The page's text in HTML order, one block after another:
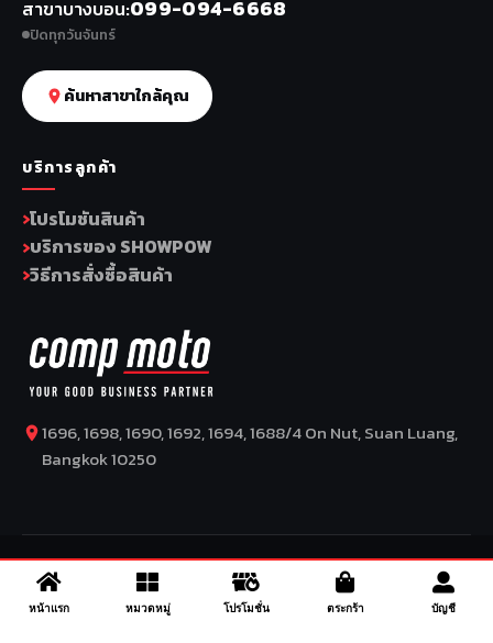
หน้าแรก หมวดหมู่ โปรโมชั่น ตระกร้า บัญชี
สาขาบางบอน 099-094-6668
ปิดทุกวันจันทร์
ค้นหาสาขาใกล้คุณ
บริการลูกค้า
โปรโมชันสินค้า
บริการของ SHOWPOW
วิธีการสั่งซื้อสินค้า
1696, 1698, 1690, 1692, 1694, 1688/4 On Nut, Suan Luang,
Bangkok 10250
COPYRIGHT BY COMP MOTO CO., LTD © 2026– SuperBike x
SuperDrive – ข่าวรถยนต์ รีวิวรถยนต์ไฟฟ้า ข่าวรถไฟฟ้า ข่าวรถ
จักรยานยนต์ รีวิวมอเตอร์ไซค์ ข่าวมอเตอร์ไซค์ รถยนต์ รถไฟฟ้า